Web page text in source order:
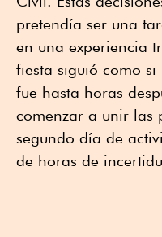
pretendía ser una
en una experiencia
fiesta siguió como
fue hasta horas
comenzar a unir las
segundo día de
de horas de